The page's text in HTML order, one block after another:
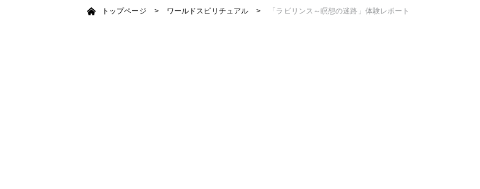
トップページ > ワールドスピリチュアル > 「ラビリンス～瞑想の迷路」体験レポート